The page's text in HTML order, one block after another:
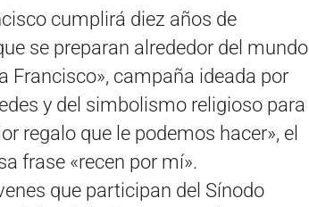
cumplirá diez años de
se preparan alrededor del mundo
Francisco», campaña ideada por
y del simbolismo religioso para
regalo que le podemos hacer», el
frase «recen por mí».
que participan del Sínodo